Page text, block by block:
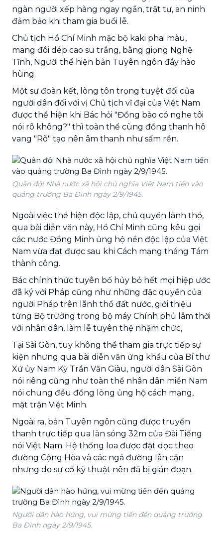
ngàn người xếp hàng ngay ngắn, trật tự, an ninh
đảm bảo khi tham gia buổi lễ.
Chủ tịch Hồ Chí Minh mặc bộ kaki phai màu,
mang đôi dép cao su trắng, bằng giọng Nghệ
Tĩnh, Người thể hiện bản Tuyên ngôn đầy hào
hùng.
Một sự đoàn kết, lòng tôn trọng tuyệt đối của
người dân đối với vị Chủ tịch vĩ đại của Việt Nam
được thể hiện khi Bác hỏi "Đồng bào có nghe tôi
nói rõ không?" thì toàn thể cùng đồng thanh hô
vang "Rõ" tạo nên âm thanh như sấm rền.
Quân đội Nhà nước xã hội chủ nghĩa Việt Nam tiến vào
quảng trường Ba Đình ngày 2/9/1945.
Ngoài việc thể hiện độc lập, chủ quyền lãnh thổ,
qua bài diễn văn này, Hồ Chí Minh cũng kêu gọi
các nước Đồng Minh ủng hộ nền độc lập của Việt
Nam vừa đạt được sau khi Cách mạng tháng Tám
thành công.
Bác chính thức tuyên bố hủy bỏ hết mọi hiệp ước
đã ký với Pháp cũng như những đặc quyền của
người Pháp trên lãnh thổ đất nước, giới thiệu
từng Bộ trưởng trong bộ máy Chính phủ lâm thời
với nhân dân, làm lễ tuyên thệ nhậm chức,
Tại Sài Gòn, tuy không thể tham gia trực tiếp sự
kiện nhưng qua bài diễn văn ứng khẩu của Bí thư
Xứ ủy Nam Kỳ Trần Văn Giàu, người dân Sài Gòn
nói riêng cũng như toàn thể nhân dân miền Nam
nói chung đều đồng lòng ủng hộ cách mạng,
mặt trận Việt Minh.
Ngoài ra, bản Tuyên ngôn cũng được truyền
thanh trực tiếp qua làn sóng 32m của Đài Tiếng
nói Việt Nam. Hệ thống loa được đặt dọc theo
đường Cộng Hòa và các ngả đường lân cận
nhưng do sự cố kỹ thuật nên đã bị gián đoạn.
Người dân hào hứng, vui mừng tiến đến quảng trường
Ba Đình ngày 2/9/1945.